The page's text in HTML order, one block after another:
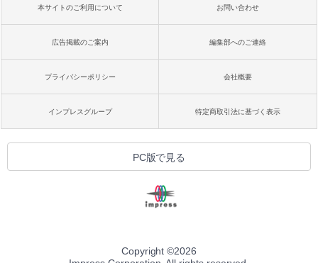
本サイトのご利用について お問い合わせ
広告掲載のご案内 編集部へのご連絡
プライバシーポリシー 会社概要
インプレスグループ 特定商取引法に基づく表示
PC版で見る
Copyright ©2026